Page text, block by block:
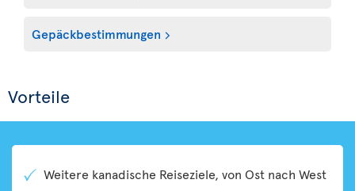
Gepäckbestimmungen
Vorteile
Weitere kanadische Reiseziele, von Ost nach West